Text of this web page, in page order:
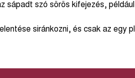
sápadt szó sörös kifejezés,
siránkozni, és csak az egy